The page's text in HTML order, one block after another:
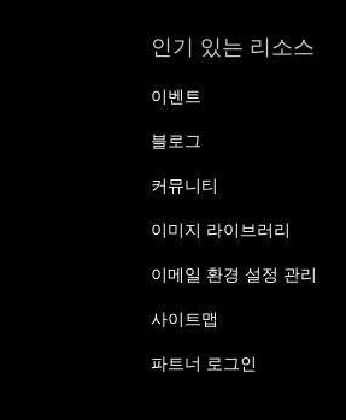
인기 있는 리소스
이벤트
블로그
커뮤니티
이미지 라이브러리
이메일 환경 설정 관리
사이트맵
파트너 로그인